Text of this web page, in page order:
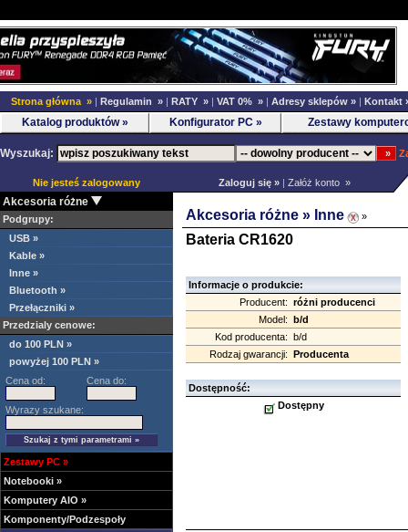
Strona główna » | Regulamin » | RATY » | VAT 0% » | Adresy sklepów » | Kontakt
Katalog produktów » Konfigurator PC » Zestawy
Wyszukaj:
Nie jesteś zalogowany Zaloguj się » | Załóż konto »
Akcesoria różne
Podgrupy:
USB »
Kable »
Inne »
Bluetooth »
Przełączniki »
Przedzialy cenowe:
do 100 PLN »
powyżej 100 PLN »
Cena od:
Cena do:
Wyrazy szukane:
Zestawy PC »
Notebooki »
Komputery AIO »
Komponenty/Podzespoły
Akcesoria różne » Inne »
Bateria CR1620
Informacje o produkcie:
Producent: różni producenci
Model: b/d
Kod producenta: b/d
Rodzaj gwarancji: Producenta
Dostępność:
Dostępny